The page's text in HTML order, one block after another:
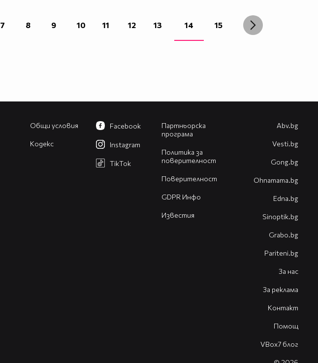
7 8 9 10 11 12 13 14 15
Общи условия
Кодекс
Партньорска
програма
Политика за
поверителност
Поверителност
GDPR Инфо
Известия
Facebook
Instagram
TikTok
Abv.bg
Vesti.bg
Gong.bg
Оhnamama.bg
Edna.bg
Sinoptik.bg
Grabo.bg
Pariteni.bg
За нас
За реклама
Контакт
Помощ
VBox7 блог